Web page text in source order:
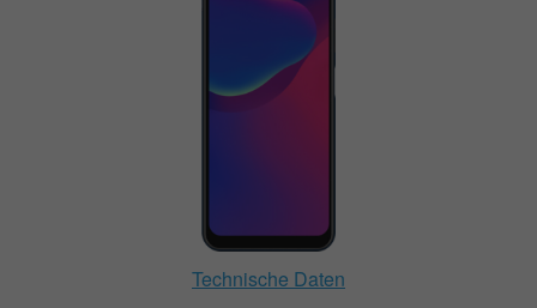
Technische Daten